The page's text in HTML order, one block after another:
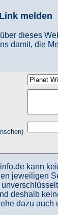
melden
dieses
damit, die
kann
jeweiligen
deshalb
dazu auch